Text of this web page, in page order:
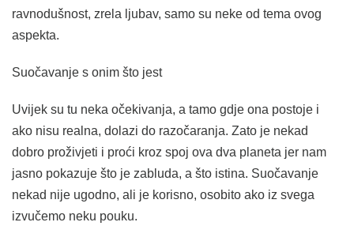
ravnodušnost, zrela ljubav, samo su neke od tema ovog
aspekta.
Suočavanje s onim što jest
Uvijek su tu neka očekivanja, a tamo gdje ona postoje i
ako nisu realna, dolazi do razočaranja. Zato je nekad
dobro proživjeti i proći kroz spoj ova dva planeta jer nam
jasno pokazuje što je zabluda, a što istina. Suočavanje
nekad nije ugodno, ali je korisno, osobito ako iz svega
izvučemo neku pouku.